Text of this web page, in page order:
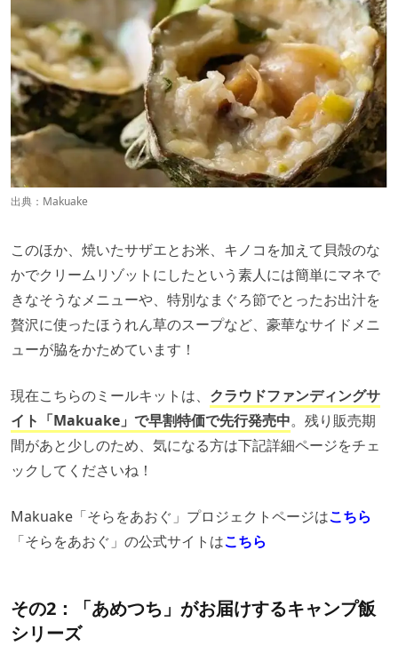
出典： Makuake
このほか、焼いたサザエとお米、キノコを加えて貝殻のな
かでクリームリゾットにしたという素人には簡単にマネで
きなそうなメニューや、特別なまぐろ節でとったお出汁を
贅沢に使ったほうれん草のスープなど、豪華なサイドメニ
ューが脇をかためています！
現在こちらのミールキットは、 クラウドファンディングサ
イト「Makuake」で早割特価で先行発売中。残り販売期
間があと少しのため、気になる方は下記詳細ページをチェ
ックしてくださいね！
Makuake「そらをあおぐ」プロジェクトページはこちら
「そらをあおぐ」の公式サイトはこちら
その2：「あめつち」がお届けするキャンプ飯
シリーズ